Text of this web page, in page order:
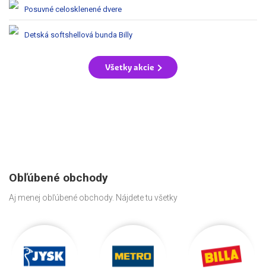
Posuvné celosklenené dvere
Detská softshellová bunda Billy
Všetky akcie
Obľúbené obchody
Aj menej obľúbené obchody. Nájdete tu všetky